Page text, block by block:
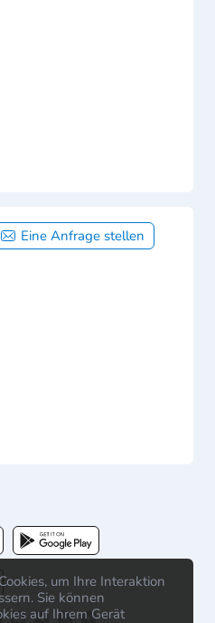
um Ihre Interaktion
Sie können
auf Ihrem Gerät
Eine Anfrage stellen